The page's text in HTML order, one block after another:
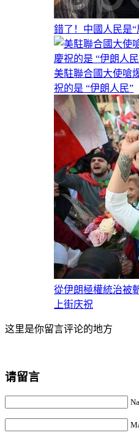
錯了！中國人民是“
美駐聯合國大使嗆
祝的是 “伊朗人民”
從伊朗極權統治被
上街庆祝
这里是你留言评论的地方
请留言